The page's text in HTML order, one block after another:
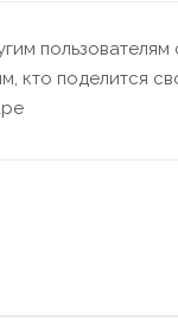
кто поделится